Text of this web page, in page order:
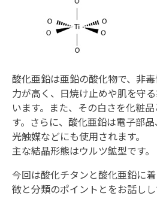
酸化亜鉛は亜鉛の酸化物で、非
力が高く、日焼け止めや肌を守
います。また、その白さを化粧
す。さらに、酸化亜鉛は電子部品
光触媒などにも使用されます。
主な結晶形態はウルツ鉱型です。
今回は酸化チタンと酸化亜鉛に
徴と分類のポイントとをお話しし